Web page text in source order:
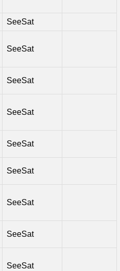
SeeSat
SeeSat
SeeSat
SeeSat
SeeSat
SeeSat
SeeSat
SeeSat
SeeSat